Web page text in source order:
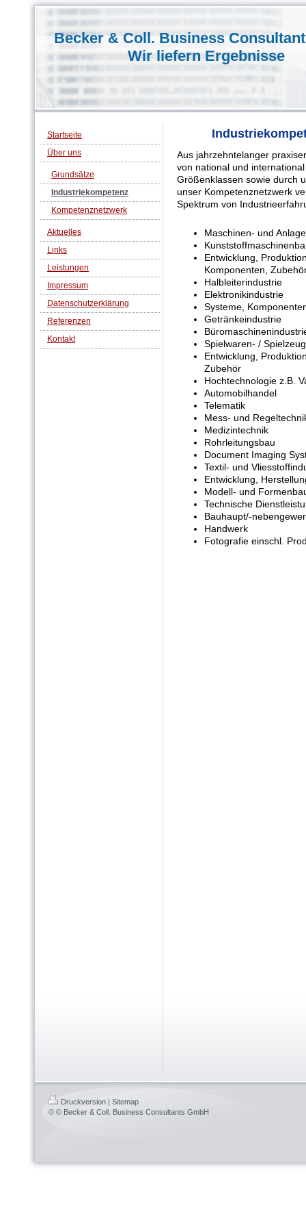
Becker & Coll. Business
Wir liefern Ergebnisse
Startseite
Über uns
Grundsätze
Industriekompetenz
Kompetenznetzwerk
Aktuelles
Links
Leistungen
Impressum
Datenschutzerklärung
Referenzen
Kontakt
Aus jahrzehntelanger
von national und
Größenklassen sowie durch
unser Kompetenznetzwerk
Spektrum von
Maschinen- und
Entwicklung,
Komponenten,
Halbleiterindustrie
Elektronikindustrie
Systeme,
Getränkeindustrie
Spielwaren- /
Entwicklung,
Zubehör
Hochtechnologie z.B.
Automobilhandel
Telematik
Mess- und
Medizintechnik
Rohrleitungsbau
Document Imaging
Textil- und
Entwicklung,
Modell- und
Technische
Bauhaupt/-
Handwerk
Fotografie einschl.
Druckversion | Sitemap
© © Becker & Coll. Business Consultants GmbH